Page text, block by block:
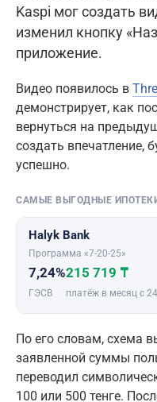
Kaspi мог создать
изменил кнопку
приложение.
Видео появилось в
демонстрирует, как
вернуться на
создать впечатление,
успешно.
САМЫЕ ВЫГОДНЫЕ
Halyk Bank
Программа «7-20-25»
7,24%
ГЭСВ
215 719 ₸
платёж в месяц с
По его словам, схема
заявленной суммы
переводил
100 или 500 тенге.